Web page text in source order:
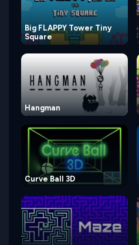
Big FLAPPY Tower Tiny
Square
Hangman
Curve Ball 3D